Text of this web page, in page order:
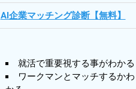
AI企業マッチング診断【無料】
就活で重要視する事がわかる
ワークマンとマッチするかわ